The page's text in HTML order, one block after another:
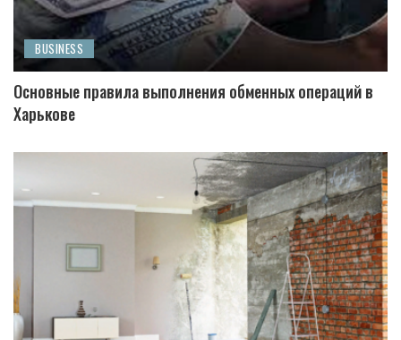
BUSINESS
Основные правила выполнения обменных операций в
Харькове